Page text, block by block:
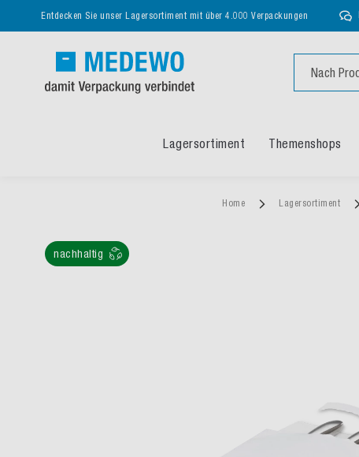
Entdecken Sie unser Lagersortiment mit über 4.000 Verpackungen
Lagersortiment Themenshops
Home Lagersortiment
nachhaltig